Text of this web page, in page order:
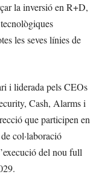
la inversió en R+D,
les seves línies de
i liderada pels CEOs
Cash, Alarms i
que participen en
col·laboració
del nou full